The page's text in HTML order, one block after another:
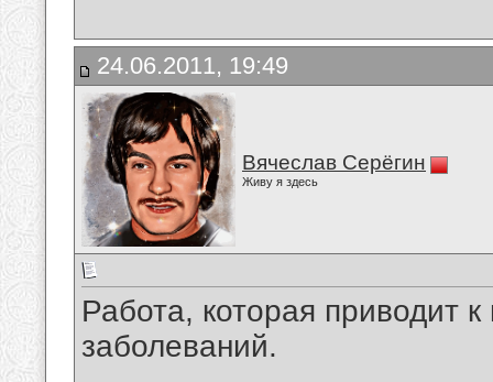
24.06.2011, 19:49
Вячеслав Серёгин
Живу я здесь
Работа, которая приводит
заболеваний.